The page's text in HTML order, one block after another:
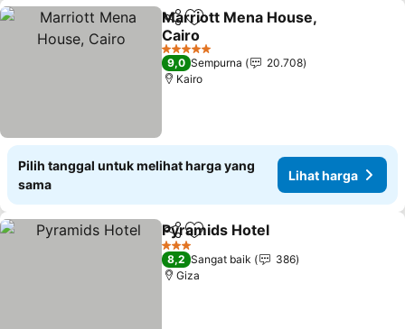
BagikanTambahkan ke favorit
Marriott Mena House,
Cairo
5 Bintang
9,0 Sempurna
20.708
Kairo
Pilih tanggal untuk melihat harga yang
sama
Lihat harga
BagikanTambahkan ke favorit
Pyramids Hotel
3 Bintang
8,2 Sangat baik
386
Giza